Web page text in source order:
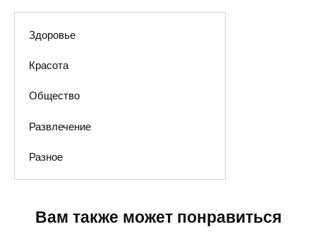
Здоровье
Красота
Общество
Развлечение
Разное
Вам также может понравиться